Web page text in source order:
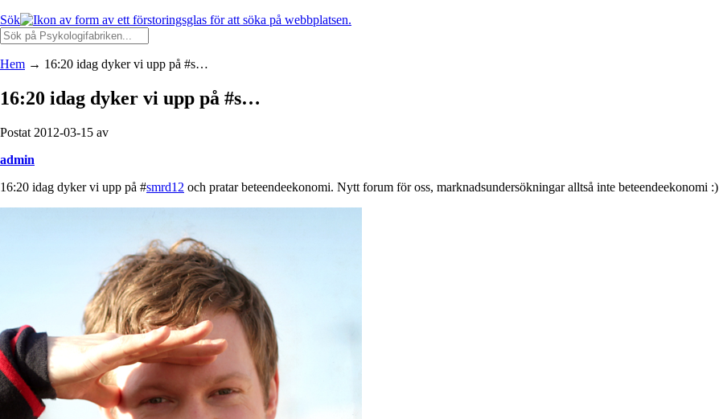
Sök
Hem → 16:20 idag dyker vi upp på #s…
16:20 idag dyker vi upp på #s…
Postat 2012-03-15 av
admin
16:20 idag dyker vi upp på #smrd12 och pratar beteendeekonomi. Nytt forum för oss, marknadsundersökningar alltså inte beteendeekonomi :)